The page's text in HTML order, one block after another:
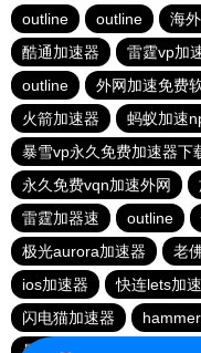
outline
outline 海
酷通加速器
雷霆vp加
outline
外网加速免费
火箭加速器
蚂蚁加速
暴雪vp永久免费加速器下
永久免费vqn加速外网
雷霆加器速
outline
极光aurora加速器
老
ios加速器
快连lets加
闪电猫加速器